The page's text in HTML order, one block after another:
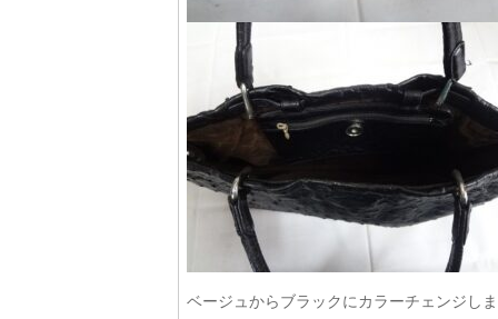
ベージュからブラックにカラーチェンジし